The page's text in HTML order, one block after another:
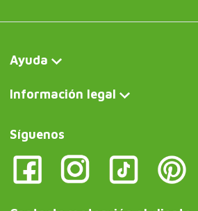
Ayuda
Información legal
Síguenos